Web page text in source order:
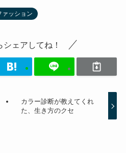
ァッション
シェアしてね！
カラー診断が教えてくれ
た、生き方のクセ